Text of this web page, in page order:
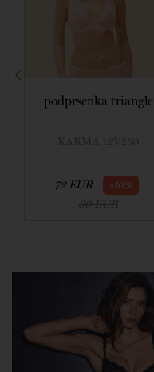
podprsenka triangle
72 EUR -10%
80 EUR